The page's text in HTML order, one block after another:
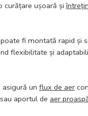
curățare ușoară și
poate fi montată rapid și
flexibilitate și
un flux de aer
aportul de aer